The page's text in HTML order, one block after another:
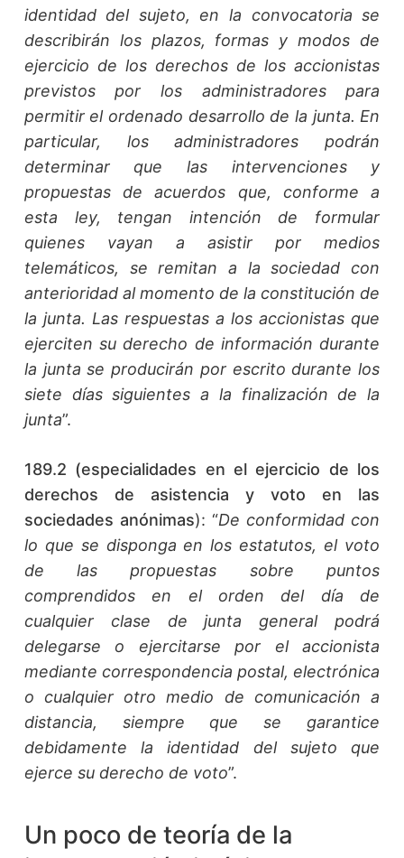
identidad del sujeto, en la convocatoria se
describirán los plazos, formas y modos de
ejercicio de los derechos de los accionistas
previstos por los administradores para
permitir el ordenado desarrollo de la junta. En
particular, los administradores podrán
determinar que las intervenciones y
propuestas de acuerdos que, conforme a
esta ley, tengan intención de formular
quienes vayan a asistir por medios
telemáticos, se remitan a la sociedad con
anterioridad al momento de la constitución de
la junta. Las respuestas a los accionistas que
ejerciten su derecho de información durante
la junta se producirán por escrito durante los
siete días siguientes a la finalización de la
junta”.
189.2 (especialidades en el ejercicio de los
derechos de asistencia y voto en las
sociedades anónimas): “De conformidad con
lo que se disponga en los estatutos, el voto
de las propuestas sobre puntos
comprendidos en el orden del día de
cualquier clase de junta general podrá
delegarse o ejercitarse por el accionista
mediante correspondencia postal, electrónica
o cualquier otro medio de comunicación a
distancia, siempre que se garantice
debidamente la identidad del sujeto que
ejerce su derecho de voto”.
Un poco de teoría de la